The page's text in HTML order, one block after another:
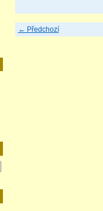
← Předchozí